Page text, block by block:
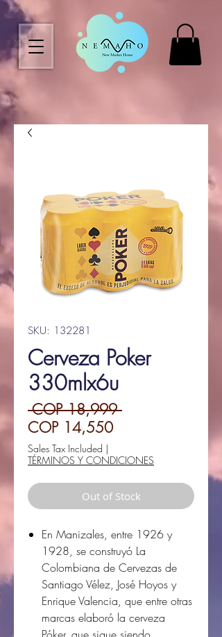
SKU: 132281
Cerveza Poker
330mlx6u
COP 18,999 Regular
COP 14,550Sale
Sales Tax Included |
TÉRMINOS Y CONDICIONES
Out of Stock
En Manizales, entre 1926 y
1928, se construyó La
Colombiana de Cervezas de
Santiago Vélez, José Hoyos y
Enrique Valencia, que entre otras
marcas elaboró la cerveza